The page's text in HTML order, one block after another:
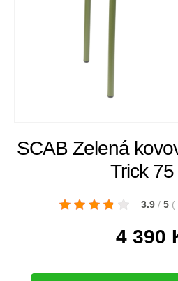
SCAB Zelená
Trick
3.9 / 5 (
4 390